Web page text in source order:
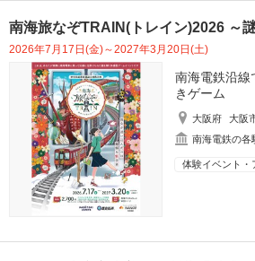
南海旅なぞTRAIN(トレイン)2026 ～
2026年7月17日(金)～2027年3月20日(土)
南海電鉄沿線
きゲーム
大阪府
大阪
南海電鉄の各
体験イベント・